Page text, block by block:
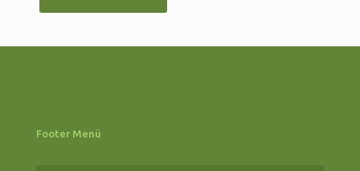
Footer Menü